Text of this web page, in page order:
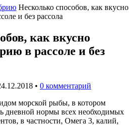
Несколько способов, как вкусно
и без рассола
как вкусно
в рассоле и без
• 0 комментарий
морской рыбы, в котором
дневной нормы всех необходимых
в частности, Омега 3, калий,